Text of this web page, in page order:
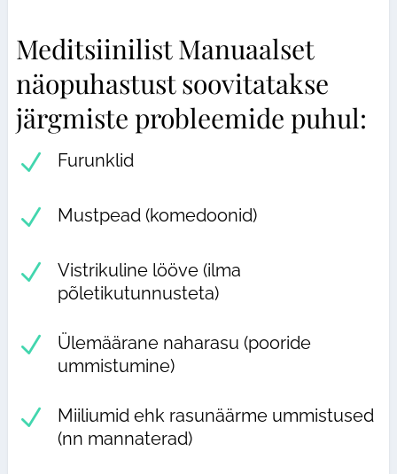
Meditsiinilist Manuaalset
näopuhastust soovitatakse
järgmiste probleemide puhul:
N Furunklid
N Mustpead (komedoonid)
N
Vistrikuline lööve (ilma
põletikutunnusteta)
N
Ülemäärane naharasu (pooride
ummistumine)
N
Miiliumid ehk rasunäärme ummistused
(nn mannaterad)